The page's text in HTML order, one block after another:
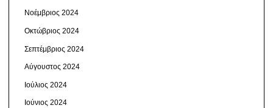
Νοέμβριος 2024
Οκτώβριος 2024
Σεπτέμβριος 2024
Αύγουστος 2024
Ιούλιος 2024
Ιούνιος 2024